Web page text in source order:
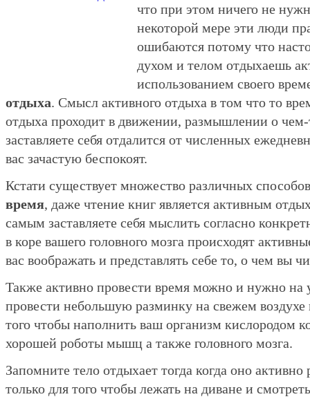
что при этом ничего не
некоторой мере эти люди
ошибаются потому что
духом и телом отдыхаешь
использованием своего
отдыха. Смысл активного отдыха в том что то
отдыха проходит в движении, размышлении о
заставляете себя отдалится от численных
вас зачастую беспокоят.
Кстати существует множество различных
время, даже чтение книг является активным
самым заставляете себя мыслить согласно
в коре вашего головного мозга происходят
вас воображать и представлять себе то, о чем вы
Также активно провести время можно и нужно на
провести небольшую разминку на свежем воздухе
того чтобы наполнить ваш организм кислородом
хорошей роботы мышц а также головного мозга.
Запомните тело отдыхает тогда когда оно активно
только для того чтобы лежать на диване и